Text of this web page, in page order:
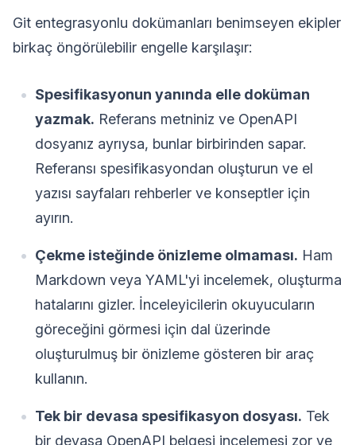
Git entegrasyonlu dokümanları benimseyen ekipler
birkaç öngörülebilir engelle karşılaşır:
Spesifikasyonun yanında elle doküman
yazmak. Referans metniniz ve OpenAPI
dosyanız ayrıysa, bunlar birbirinden sapar.
Referansı spesifikasyondan oluşturun ve el
yazısı sayfaları rehberler ve konseptler için
ayırın.
Çekme isteğinde önizleme olmaması. Ham
Markdown veya YAML'yi incelemek, oluşturma
hatalarını gizler. İnceleyicilerin okuyucuların
göreceğini görmesi için dal üzerinde
oluşturulmuş bir önizleme gösteren bir araç
kullanın.
Tek bir devasa spesifikasyon dosyası. Tek
bir devasa OpenAPI belgesi incelemesi zor ve